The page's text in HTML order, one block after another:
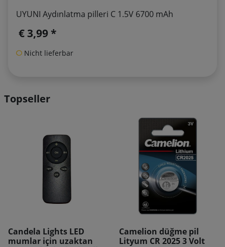
UYUNI Aydınlatma pilleri C 1.5V 6700 mAh
€ 3,99 *
Nicht lieferbar
Topseller
Camelion düğme pil
Lityum CR 2025 3 Volt
AZALTILMIŞ!
Kaemingk Lumineo pil
adaptörü 2 x AAA 3 Volt